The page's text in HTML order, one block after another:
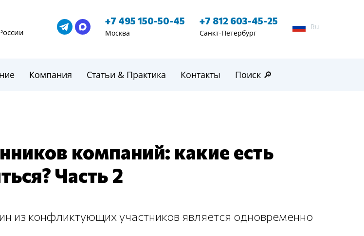
+7 495 150-50-45
Москва
+7 812 603-45-25
Санкт-Петербург
Ru
Компания Статьи & Практика Контакты Поиск 🔎
компаний: какие есть
Часть 2
из конфликтующих участников является одновременно